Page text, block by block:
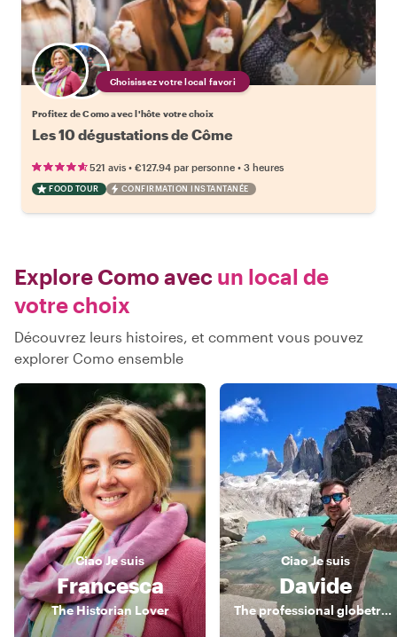
Choisissez votre local favori
Profitez de Como avec l'hôte votre choix
Les 10 dégustations de Côme
521 avis • €127.94 par personne • 3 heures
FOOD TOUR CONFIRMATION INSTANTANÉE
Explore Como avec un local de
votre choix
Découvrez leurs histoires, et comment vous pouvez
explorer Como ensemble
CiaoJe suis
Francesca
The Historian Lover
CiaoJe suis
Davide
The professional globetrotter